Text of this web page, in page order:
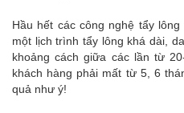
Hầu hết các công nghệ tẩy
một lịch trình tẩy lông khá dài,
khoảng cách giữa các lần từ
khách hàng phải mất từ 5, 6
quả như ý!